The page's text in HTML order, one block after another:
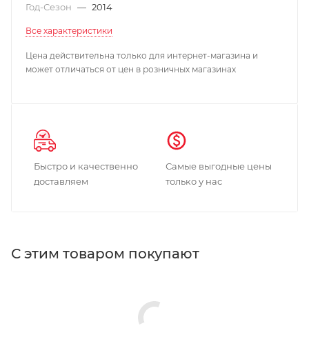
Год-Сезон — 2014
Все характеристики
Цена действительна только для интернет-магазина и
может отличаться от цен в розничных магазинах
Быстро и качественно
доставляем
Самые выгодные цены
только у нас
С этим товаром покупают